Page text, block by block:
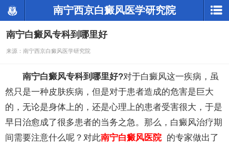
南宁西京白癜风医学研究院
南宁白癜风专科到哪里好
来源：南宁西京白癜风医学研究院
南宁白癜风专科到哪里好?对于白癜风这一疾病，虽
然只是一种皮肤疾病，但是对于患者造成的危害是巨大
的，无论是身体上的，还是心理上的患者受害很大，于是
早日治愈成了很多患者的当务之急。那么，白癜风治疗期
间需要注意什么呢？对此南宁白癜风医院 的专家做出了